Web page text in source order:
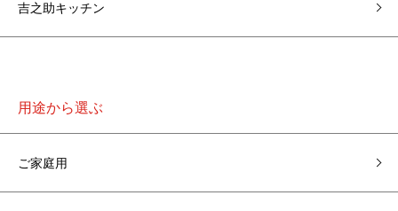
吉之助キッチン
用途から選ぶ
ご家庭用